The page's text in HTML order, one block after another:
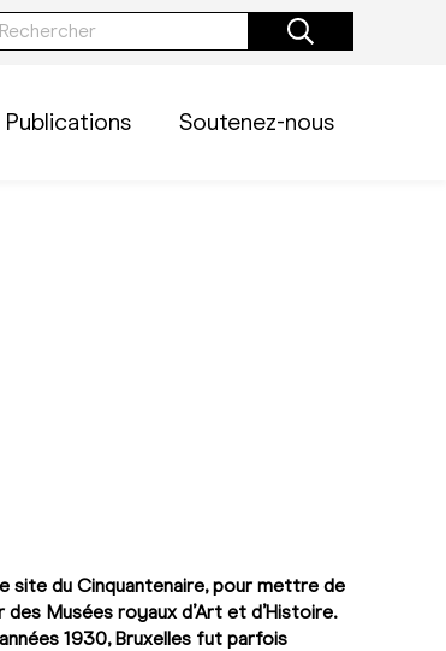
Publications Soutenez-nous
site du Cinquantenaire, pour mettre de
Musées royaux d’Art et d’Histoire.
1930, Bruxelles fut parfois